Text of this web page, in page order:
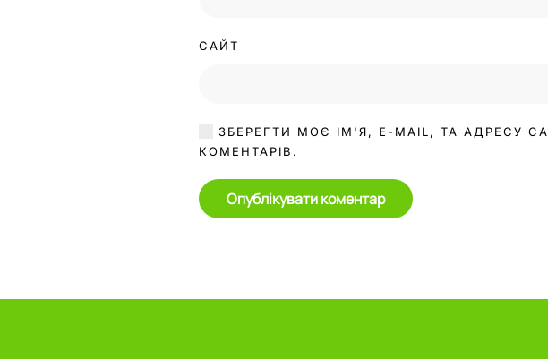
САЙТ
ЗБЕРЕГТИ МОЄ ІМ'Я, E-MAIL, ТА АДРЕСУ
КОМЕНТАРІВ.
Опублікувати коментар